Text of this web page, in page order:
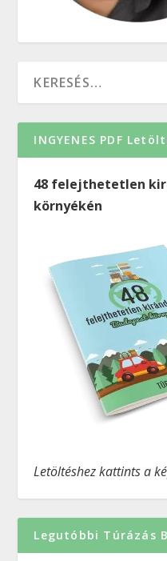
INGYENES PDF
48 felejthetetlen
környékén
Letöltéshez kattints a
Legutóbbi Túrázás